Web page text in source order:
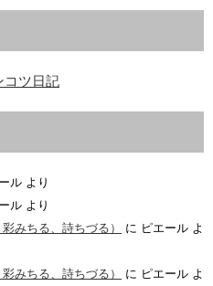
コツ日記
ル より
ル より
みちる、詩ちづる）
に ピエール よ
みちる、詩ちづる）
に ピエール よ